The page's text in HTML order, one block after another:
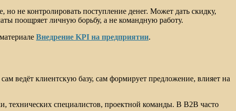
не контролировать поступление денег. Может дать скидку,
поощряет личную борьбу, а не командную работу.
Внедрение KPI на предприятии.
ведёт клиентскую базу, сам формирует предложение, влияет на
технических специалистов, проектной команды. В B2B часто